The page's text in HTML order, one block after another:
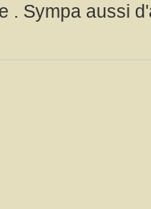
. Sympa aussi